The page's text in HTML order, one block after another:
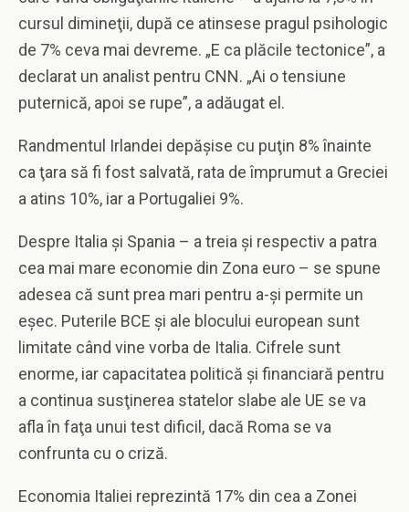
cursul dimineţii, după ce atinsese pragul psihologic
de 7% ceva mai devreme. „E ca plăcile tectonice”, a
declarat un analist pentru CNN. „Ai o tensiune
puternică, apoi se rupe”, a adăugat el.
Randmentul Irlandei depăşise cu puţin 8% înainte
ca ţara să fi fost salvată, rata de împrumut a Greciei
a atins 10%, iar a Portugaliei 9%.
Despre Italia şi Spania – a treia şi respectiv a patra
cea mai mare economie din Zona euro – se spune
adesea că sunt prea mari pentru a-şi permite un
eşec. Puterile BCE şi ale blocului european sunt
limitate când vine vorba de Italia. Cifrele sunt
enorme, iar capacitatea politică şi financiară pentru
a continua susţinerea statelor slabe ale UE se va
afla în faţa unui test dificil, dacă Roma se va
confrunta cu o criză.
Economia Italiei reprezintă 17% din cea a Zonei